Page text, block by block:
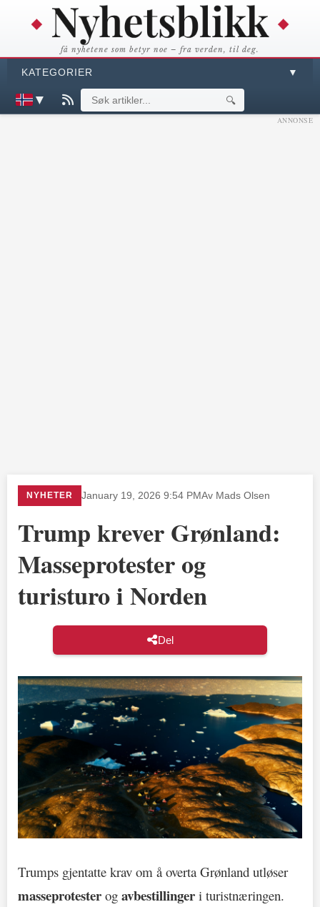
få nyhetene som betyr noe – fra verden, til deg.
KATEGORIER ▼
▼ 🔍
ANNONSE
NYHETER January 19, 2026 9:54 PMAv Mads Olsen
Trump krever Grønland:
Masseprotester og
turisturo i Norden
Del
Trumps gjentatte krav om å overta Grønland utløser
masseprotester og avbestillinger i turistnæringen.